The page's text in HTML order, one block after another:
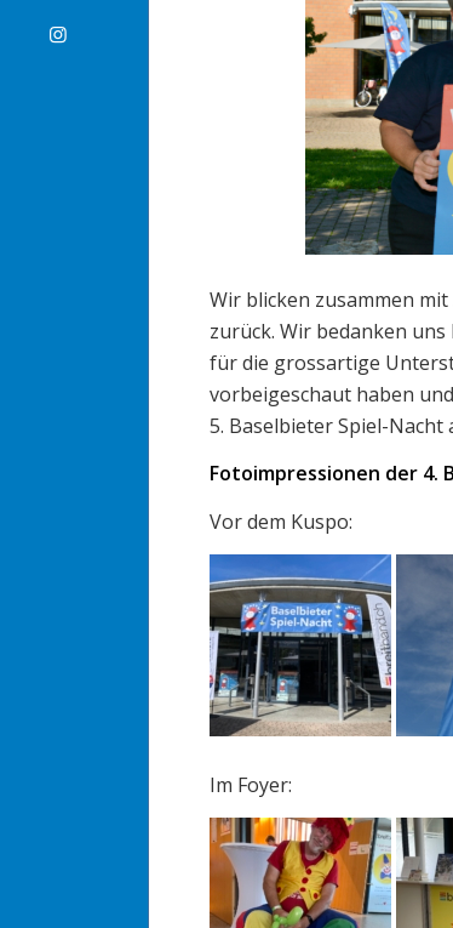
Wir blicken zusammen
zurück. Wir bedanken
für die grossartige
vorbeigeschaut haben
5. Baselbieter Spiel-Nacht
Fotoimpressionen der 4.
Vor dem Kuspo:
Im Foyer: